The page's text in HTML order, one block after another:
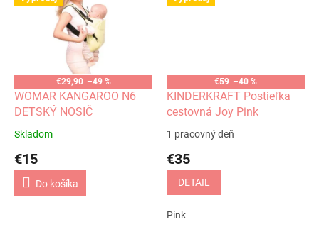
€29,90 –49 %
WOMAR KANGAROO N6
DETSKÝ NOSIČ
Skladom
€15
Do košíka
€59 –40 %
KINDERKRAFT Postieľka
cestovná Joy Pink
1 pracovný deň
€35
DETAIL
Pink